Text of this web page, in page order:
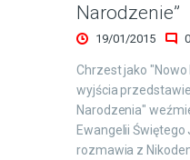
Narodzenie”
19/01/2015 0
Chrzest jako
wyjścia
Narodzenia"
Ewangelii
rozmawia z